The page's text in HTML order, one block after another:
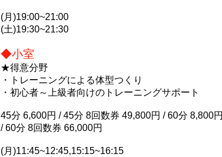
(月)19:00~21:00
(土)19:30~21:30
◆小室
★得意分野
・トレーニングによる体型つくり
・初心者～上級者向けのトレーニングサポート
45分 6,600円 / 45分 8回数券 49,800円 / 60分 8,800円
/ 60分 8回数券 66,000円
(月)11:45~12:45,15:15~16:15